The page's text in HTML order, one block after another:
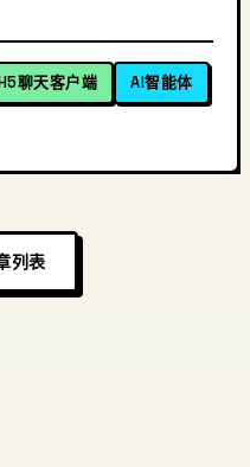
聊天客户端 AI智能体
列表